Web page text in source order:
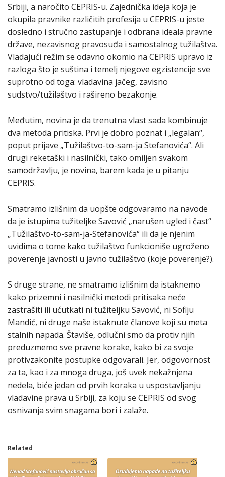
Srbiji, a naročito CEPRIS-u. Zajednička ideja koja je
okupila pravnike različitih profesija u CEPRIS-u jeste
dosledno i stručno zastupanje i odbrana ideala pravne
države, nezavisnog pravosuđa i samostalnog tužilaštva.
Vladajući režim se odavno okomio na CEPRIS upravo iz
razloga što je suština i temelj njegove egzistencije sve
suprotno od toga: vladavina jačeg, zavisno
sudstvo/tužilaštvo i rašireno bezakonje.
Međutim, novina je da trenutna vlast sada kombinuje
dva metoda pritiska. Prvi je dobro poznat i „legalan“,
poput prijave „Tužilaštvo-to-sam-ja Stefanovića“. Ali
drugi reketaški i nasilnički, tako omiljen svakom
samodržavlju, je novina, barem kada je u pitanju
CEPRIS.
Smatramo izlišnim da uopšte odgovaramo na navode
da je istupima tužiteljke Savović „narušen ugled i čast“
„Tužilaštvo-to-sam-ja-Stefanovića“ ili da je njenim
uvidima o tome kako tužilaštvo funkcioniše ugroženo
poverenje javnosti u javno tužilaštvo (koje poverenje?).
S druge strane, ne smatramo izlišnim da istaknemo
kako prizemni i nasilnički metodi pritisaka neće
zastrašiti ili ućutkati ni tužiteljku Savović, ni Sofiju
Mandić, ni druge naše istaknute članove koji su meta
stalnih napada. Štaviše, odlučni smo da protiv njih
preduzmemo sve pravne korake, kako bi za svoje
protivzakonite postupke odgovarali. Jer, odgovornost
za ta, kao i za mnoga druga, još uvek nekažnjena
nedela, biće jedan od prvih koraka u uspostavljanju
vladavine prava u Srbiji, za koju se CEPRIS od svog
osnivanja svim snagama bori i zalaže.
Related